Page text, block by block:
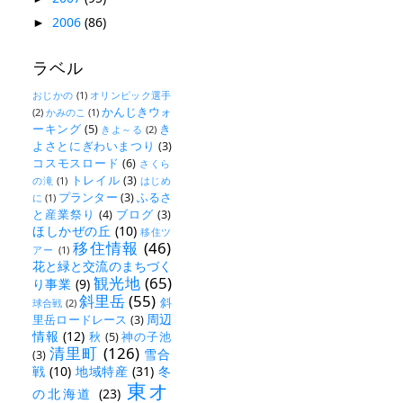
► 2006 (86)
ラベル
おじかの (1) オリンピック選手
(2) かみのこ (1) かんじきウォ
ーキング (5) きよ～る (2) き
よさとにぎわいまつり (3)
コスモスロード (6) さくら
の滝 (1) トレイル (3) はじめ
に (1) プランター (3)ふるさ
と産業祭り (4) ブログ (3)
ほしかぜの丘 (10) 移住ツ
アー (1) 移住情報 (46)
花と緑と交流のまちづく
り事業 (9) 観光地 (65)
球合戦 (2) 斜里岳(55) 斜
里岳ロードレース (3) 周辺
情報 (12) 秋 (5) 神の子池
(3) 清里町 (126) 雪合
戦 (10) 地域特産 (31) 冬
の北海道 (23) 東オ